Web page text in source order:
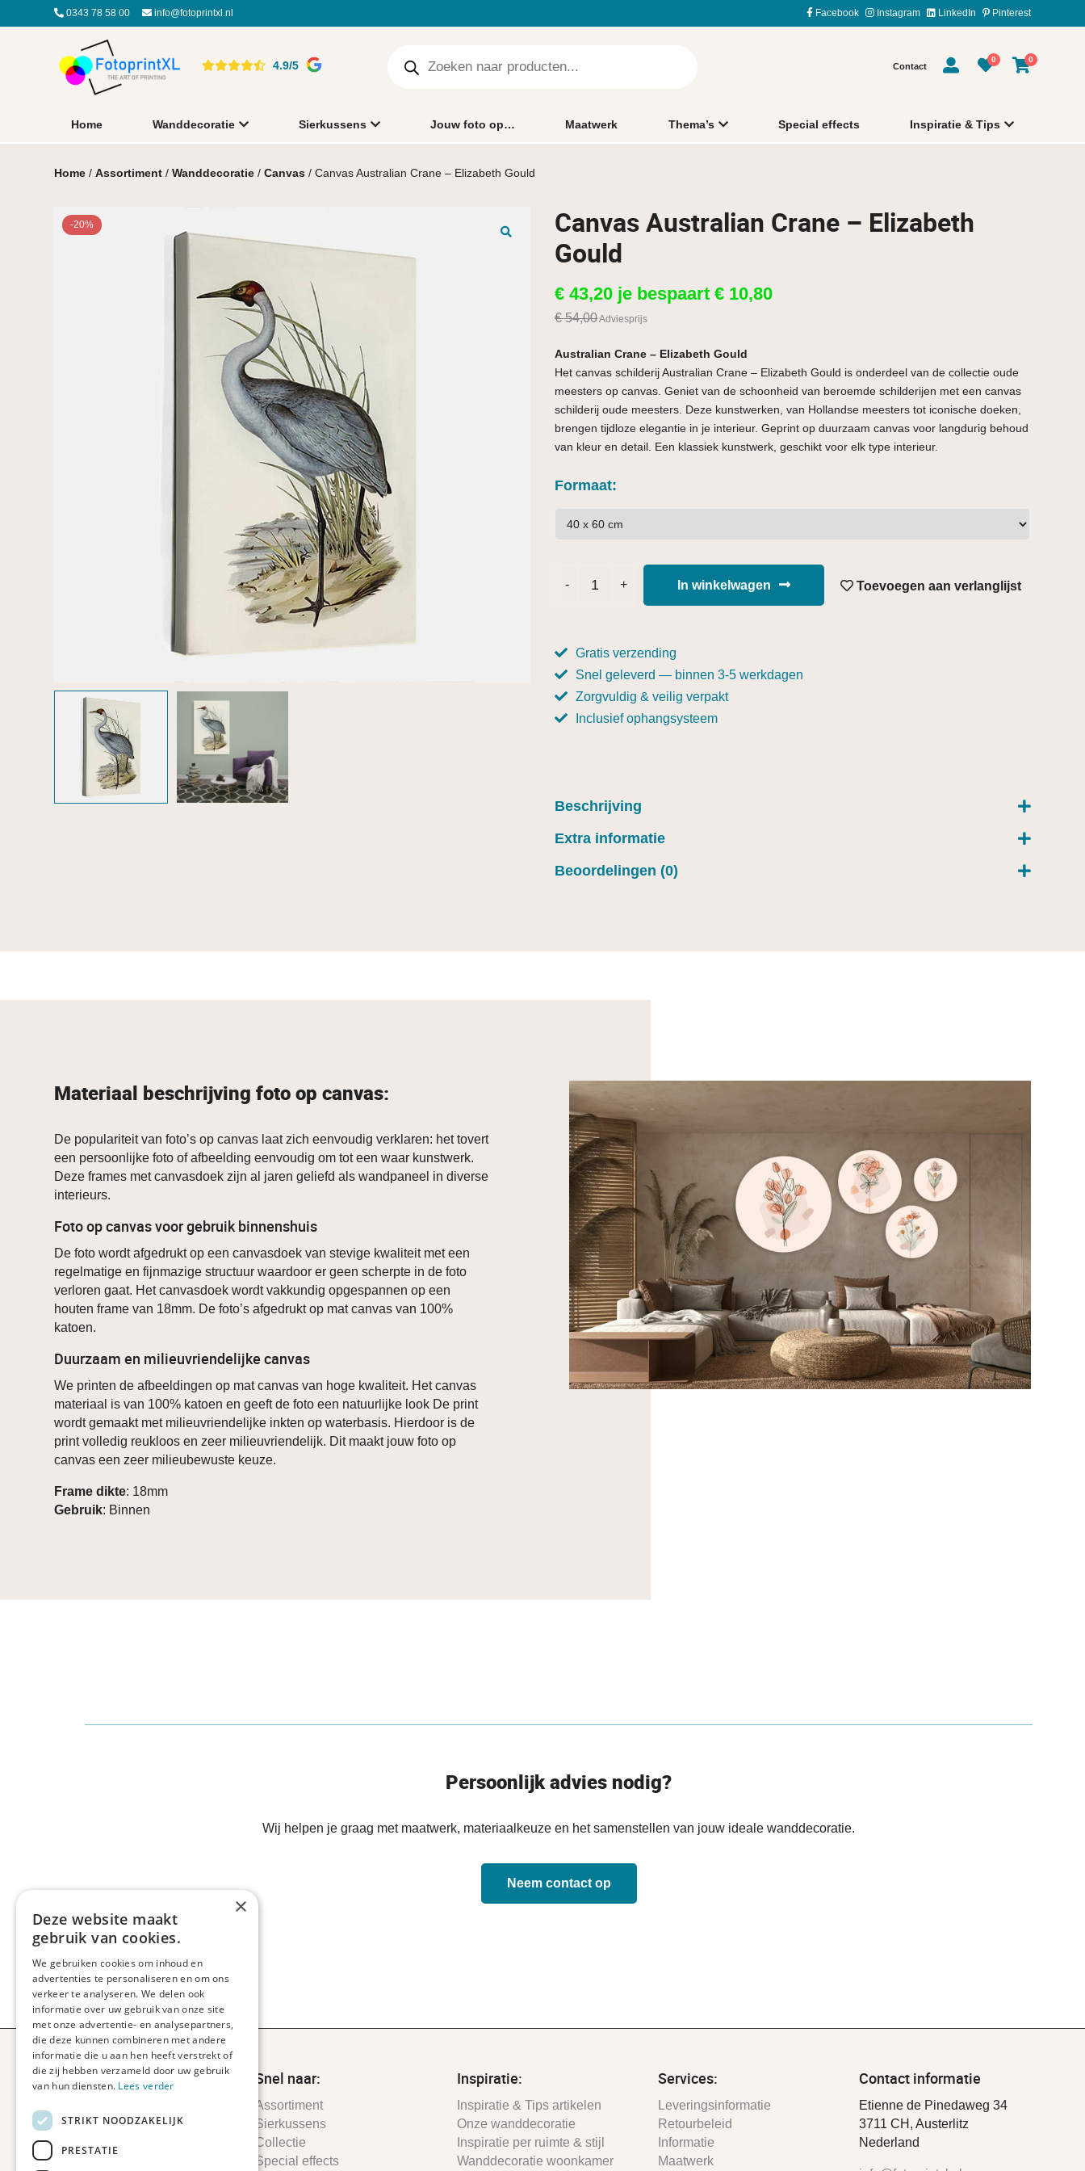
0343 78 58 00 info@fotoprintxl.nl Facebook Instagram LinkedIn Pinterest
4.9/5 Contact
0 0
Home Wanddecoratie Sierkussens Jouw foto op… Maatwerk Thema’s Special effects Inspiratie & Tips
Home /Assortiment /Wanddecoratie /Canvas / Canvas Australian Crane – Elizabeth Gould
-20%
Canvas Australian Crane – Elizabeth
Gould
€ 43,20 je bespaart € 10,80
€54,00Adviesprijs
Australian Crane – Elizabeth Gould
Het canvas schilderij Australian Crane – Elizabeth Gould is onderdeel van de collectie oude
meesters op canvas. Geniet van de schoonheid van beroemde schilderijen met een canvas
schilderij oude meesters. Deze kunstwerken, van Hollandse meesters tot iconische doeken,
brengen tijdloze elegantie in je interieur. Geprint op duurzaam canvas voor langdurig behoud
van kleur en detail. Een klassiek kunstwerk, geschikt voor elk type interieur.
Formaat
In winkelwagen Toevoegen aan verlanglijst
Gratis verzending
Snel geleverd — binnen 3-5 werkdagen
Zorgvuldig & veilig verpakt
Inclusief ophangsysteem
Beschrijving
Extra informatie
Beoordelingen (0)
Materiaal beschrijving foto op canvas:
De populariteit van foto’s op canvas laat zich eenvoudig verklaren: het tovert
een persoonlijke foto of afbeelding eenvoudig om tot een waar kunstwerk.
Deze frames met canvasdoek zijn al jaren geliefd als wandpaneel in diverse
interieurs.
Foto op canvas voor gebruik binnenshuis
De foto wordt afgedrukt op een canvasdoek van stevige kwaliteit met een
regelmatige en fijnmazige structuur waardoor er geen scherpte in de foto
verloren gaat. Het canvasdoek wordt vakkundig opgespannen op een
houten frame van 18mm. De foto’s afgedrukt op mat canvas van 100%
katoen.
Duurzaam en milieuvriendelijke canvas
We printen de afbeeldingen op mat canvas van hoge kwaliteit. Het canvas
materiaal is van 100% katoen en geeft de foto een natuurlijke look De print
wordt gemaakt met milieuvriendelijke inkten op waterbasis. Hierdoor is de
print volledig reukloos en zeer milieuvriendelijk. Dit maakt jouw foto op
canvas een zeer milieubewuste keuze.
Frame dikte: 18mm
Gebruik: Binnen
Persoonlijk advies nodig?
Wij helpen je graag met maatwerk, materiaalkeuze en het samenstellen van jouw ideale wanddecoratie.
Neem contact op
Snel naar:
Assortiment
Sierkussens
Collectie
Special effects
Inspiratie:
Inspiratie & Tips artikelen
Onze wanddecoratie
Inspiratie per ruimte & stijl
Wanddecoratie woonkamer
Services:
Leveringsinformatie
Retourbeleid
Informatie
Maatwerk
Contact informatie
Etienne de Pinedaweg 34
3711 CH, Austerlitz
Nederland
×
Deze website maakt
gebruik van cookies.
We gebruiken cookies om inhoud en
advertenties te personaliseren en om ons
verkeer te analyseren. We delen ook
informatie over uw gebruik van onze site
met onze advertentie- en analysepartners,
die deze kunnen combineren met andere
informatie die u aan hen heeft verstrekt of
die zij hebben verzameld door uw gebruik
van hun diensten. Lees verder
STRIKT NOODZAKELIJK
PRESTATIE